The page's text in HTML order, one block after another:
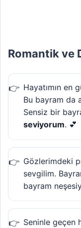
Romantik ve
Hayatımın en
Bu bayram da
Sensiz bir
seviyorum. 💕
Gözlerimdeki
sevgilim.
bayram
Seninle geçen